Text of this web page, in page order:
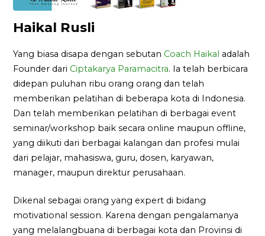
Haikal Rusli
Yang biasa disapa dengan sebutan Coach Haikal adalah
Founder dari Ciptakarya Paramacitra. Ia telah berbicara
didepan puluhan ribu orang orang dan telah
memberikan pelatihan di beberapa kota di Indonesia.
Dan telah memberikan pelatihan di berbagai event
seminar/workshop baik secara online maupun offline,
yang diikuti dari berbagai kalangan dan profesi mulai
dari pelajar, mahasiswa, guru, dosen, karyawan,
manager, maupun direktur perusahaan.
Dikenal sebagai orang yang expert di bidang
motivational session. Karena dengan pengalamanya
yang melalangbuana di berbagai kota dan Provinsi di